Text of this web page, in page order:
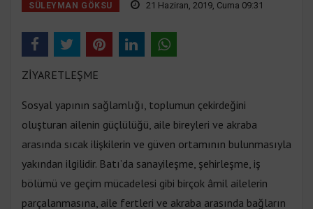
SÜLEYMAN GÖKSU 21 Haziran, 2019, Cuma 09:31
ZİYARETLEŞME
Sosyal yapının sağlamlığı, toplumun çekirdeğini
oluşturan ailenin güçlülüğü, aile bireyleri ve akraba
arasında sıcak ilişkilerin ve güven ortamının bulunmasıyla
yakından ilgilidir. Batı’da sanayileşme, şehirleşme, iş
bölümü ve geçim mücadelesi gibi birçok âmil ailelerin
parçalanmasına, aile fertleri ve akraba arasında bağların